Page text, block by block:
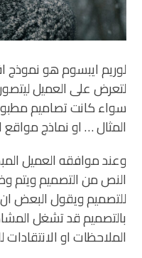
لوريم ايبسوم هو نموذج
لتعرض على العميل
سواء كانت تصاميم
المثال … او نماذج مواقع
وعند موافقه العميل
النص من التصميم ويتم
للتصميم ويقول البعض
بالتصميم قد تشغل
الملاحظات او